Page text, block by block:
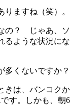
ますね（笑）。
の？ じゃあ、ソ
るような状況にな
くないですか？
きは、バンコクか
す。しかも、朝6